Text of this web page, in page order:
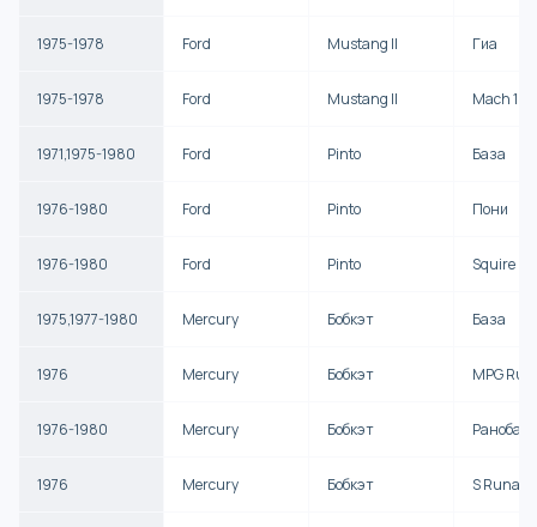
1975-1978 Ford Mustang II Гиа
1975-1978 Ford Mustang II Mach 1
1971,1975-1980 Ford Pinto База
1976-1980 Ford Pinto Пони
1976-1980 Ford Pinto Squire
1975,1977-1980 Mercury Бобкэт База
1976 Mercury Бобкэт MPG
1976-1980 Mercury Бобкэт Ранобаут
1976 Mercury Бобкэт S